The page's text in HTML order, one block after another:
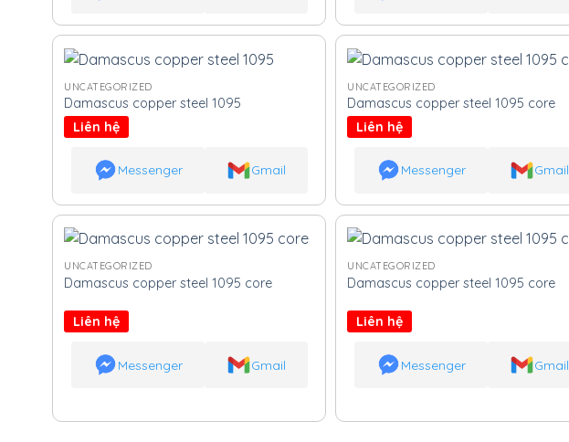
UNCATEGORIZED
Damascus copper steel 1095
Liên hệ
Messenger Gmail
UNCATEGORIZED
Damascus copper steel 1095 core
Liên hệ
Messenger Gmail
UNCATEGORIZED
Damascus copper steel 1095 core
Liên hệ
Messenger Gmail
UNCATEGORIZED
Damascus copper steel 1095 core
Liên hệ
Messenger Gmail